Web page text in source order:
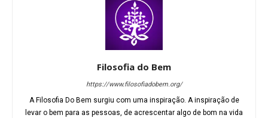
Filosofia do Bem
https://www.filosofiadobem.org/
A Filosofia Do Bem surgiu com uma inspiração. A inspiração de
levar o bem para as pessoas, de acrescentar algo de bom na vida